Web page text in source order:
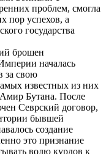
проблем, смогла
пор успехов, а
государства
брошен
началась
за свою
известных из них
Бутана. После
Севрский договор,
бывшей
создание
это признание
волю курдов к